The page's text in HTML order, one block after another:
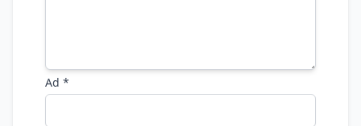
Ad *